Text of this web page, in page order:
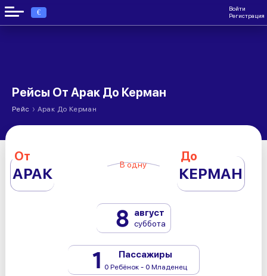
€
Войти
Регистрация
Рейсы От Арак До Керман
Рейс › Арак До Керман
От
АРАК В одну
До
КЕРМАН
8 август
суббота
1 Пассажиры
0 Ребёнок - 0 Младенец